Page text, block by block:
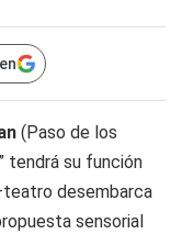
(Paso de los
tendrá su función
desembarca
sensorial